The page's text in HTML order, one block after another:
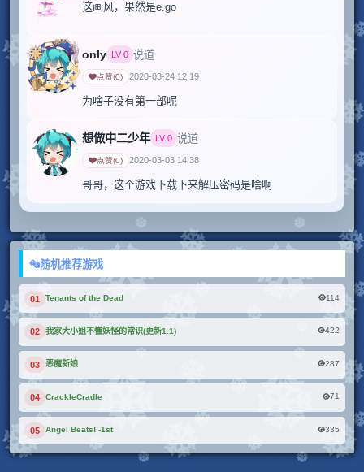
这画风，果然是e.go
only LV0 说道
点赞(0) 2020-03-24 12:19
想做中二少年 LV0 说道
点赞(0) 2020-03-03 14:38
哥哥，这个游戏下载下来解压密码是啥啊
随机推荐游戏
01 Tenants of the Dead 114
02 我家大小姐不懂妖怪的常识(更新1.1) 422
03 恶魔新娘 287
04 CrackleCradle 71
05 Angel Beats! -1st 335